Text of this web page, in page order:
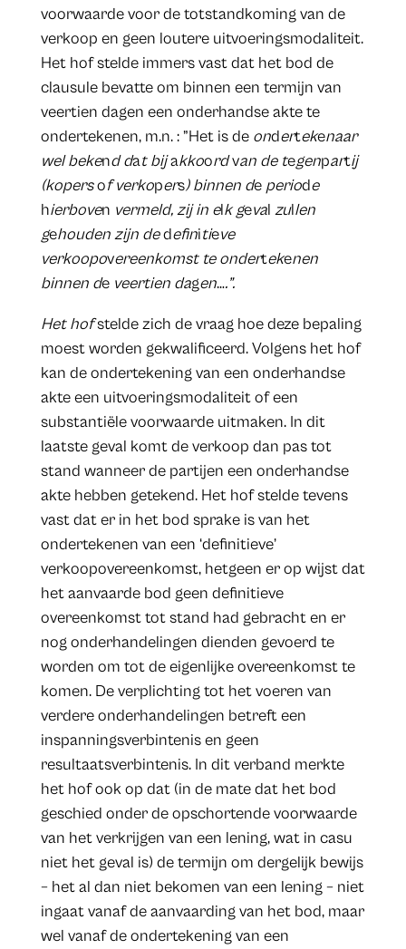
voorwaarde voor de totstandkoming van de
verkoop en geen loutere uitvoeringsmodaliteit.
Het hof stelde immers vast dat het bod de
clausule bevatte om binnen een termijn van
veertien dagen een onderhandse akte te
ondertekenen, m.n. : ”Het is deondertekenaar
wel bekend dat bijakkoordvan de tegenpartij
(kopersof verkopers) binnen deperiode
hierboven vermeld, zij in elk geval zullen
gehouden zijn dedefinitieve
verkoopovereenkomst te ondertekenen
binnen deveertien dagen….”.
Het hofstelde zich de vraag hoe deze bepaling
moest worden gekwalificeerd. Volgens het hof
kan de ondertekening van een onderhandse
akte een uitvoeringsmodaliteit of een
substantiële voorwaarde uitmaken. In dit
laatste geval komt de verkoop dan pas tot
stand wanneer de partijen een onderhandse
akte hebben getekend. Het hof stelde tevens
vast dat er in het bod sprake is van het
ondertekenen van een ‘definitieve’
verkoopovereenkomst, hetgeen er op wijst dat
het aanvaarde bod geen definitieve
overeenkomst tot stand had gebracht en er
nog onderhandelingen dienden gevoerd te
worden om tot de eigenlijke overeenkomst te
komen. De verplichting tot het voeren van
verdere onderhandelingen betreft een
inspanningsverbintenis en geen
resultaatsverbintenis. In dit verband merkte
het hof ook op dat (in de mate dat het bod
geschied onder de opschortende voorwaarde
van het verkrijgen van een lening, wat in casu
niet het geval is) de termijn om dergelijk bewijs
– het al dan niet bekomen van een lening – niet
ingaat vanaf de aanvaarding van het bod, maar
wel vanaf de ondertekening van een